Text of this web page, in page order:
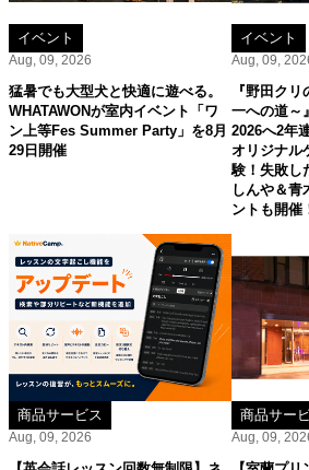
イベント
Aug, 09, 2026
猛暑でも大型犬と快適に遊べる。
WHATAWONが室内イベント「ワ
ン上等Fes Summer Party」を8月
29日開催
イベント
Aug, 09,
『野田ク
一への道～
2026へ2年
オリジナル
験！失敗し
しんや＆青
ントも開催
商品サービス
Aug, 09, 2026
商品サー
Aug, 09,